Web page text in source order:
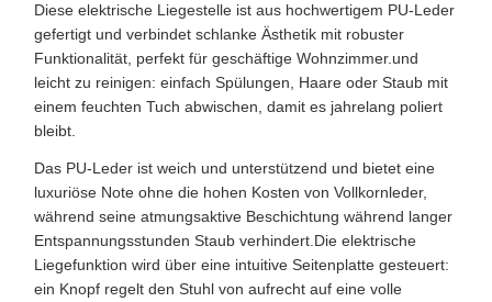
Diese elektrische Liegestelle ist aus hochwertigem PU-Leder
gefertigt und verbindet schlanke Ästhetik mit robuster
Funktionalität, perfekt für geschäftige Wohnzimmer.und
leicht zu reinigen: einfach Spülungen, Haare oder Staub mit
einem feuchten Tuch abwischen, damit es jahrelang poliert
bleibt.
Das PU-Leder ist weich und unterstützend und bietet eine
luxuriöse Note ohne die hohen Kosten von Vollkornleder,
während seine atmungsaktive Beschichtung während langer
Entspannungsstunden Staub verhindert.Die elektrische
Liegefunktion wird über eine intuitive Seitenplatte gesteuert:
ein Knopf regelt den Stuhl von aufrecht auf eine volle